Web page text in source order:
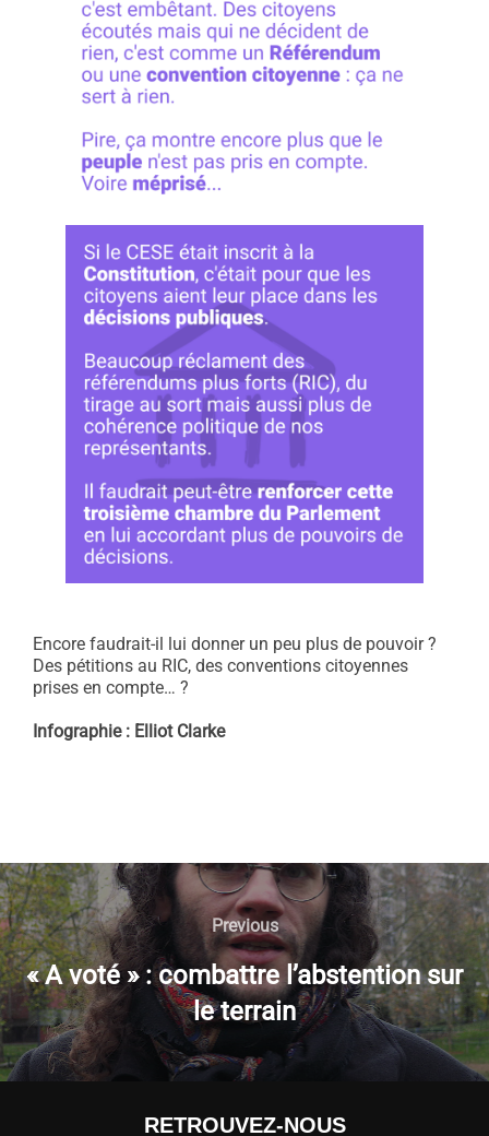
Encore faudrait-il lui donner un peu plus de pouvoir ?
Des pétitions au RIC, des conventions citoyennes
prises en compte… ?
Infographie : Elliot Clarke
NAVIGATION
DE
L’ARTICLE
Previous
Previous
« A voté » : combattre l’abstention sur
le terrain
RETROUVEZ-NOUS